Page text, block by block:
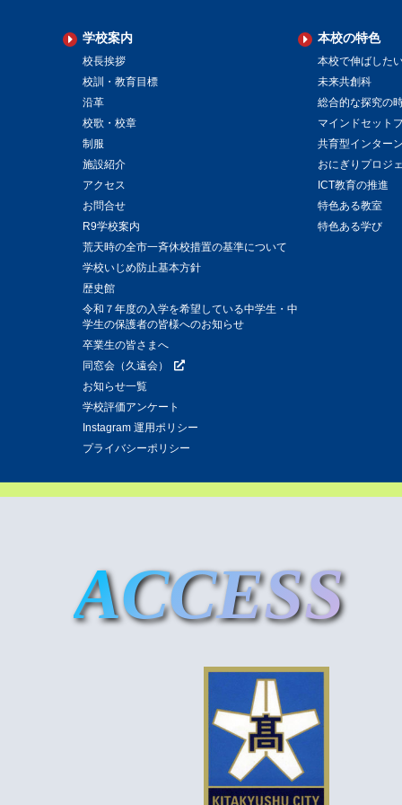
学校案内
校長挨拶
校訓・教育目標
沿革
校歌・校章
制服
施設紹介
アクセス
お問合せ
R9学校案内
荒天時の全市一斉休校措置の基準について
学校いじめ防止基本方針
歴史館
令和７年度の入学を希望している中学生・中
学生の保護者の皆様へのお知らせ
卒業生の皆さまへ
同窓会（久遠会）
お知らせ一覧
学校評価アンケート
Instagram 運用ポリシー
プライバシーポリシー
本校の特色
本校で伸ばした
未来共創科
総合的な探究の
マインドセット
共育型インター
おにぎりプロジ
ICT教育の推進
特色ある教室
特色ある学び
ACCESS